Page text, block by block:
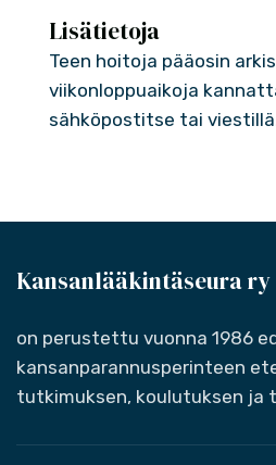
Lisätietoja
Teen hoitoja pääosin
viikonloppuaikoja
sähköpostitse tai
Kansanlääkintäseura ry
on perustettu vuonna 1986
kansanparannusperinteen
tutkimuksen, koulutuksen